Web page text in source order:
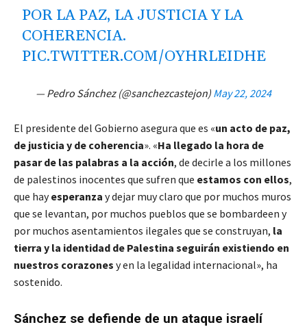
POR LA PAZ, LA JUSTICIA Y LA
COHERENCIA.
PIC.TWITTER.COM/OYHRLEIDHE
— Pedro Sánchez (@sanchezcastejon) May 22, 2024
El presidente del Gobierno asegura que es «un acto de paz,
de justicia y de coherencia». «Ha llegado la hora de
pasar de las palabras a la acción, de decirle a los millones
de palestinos inocentes que sufren que estamos con ellos,
que hayesperanza y dejar muy claro que por muchos muros
que se levantan, por muchos pueblos que se bombardeen y
por muchos asentamientos ilegales que se construyan, la
tierra y la identidad de Palestina seguirán existiendo en
nuestros corazones y en la legalidad internacional», ha
sostenido.
Sánchez se defiende de un ataque israelí